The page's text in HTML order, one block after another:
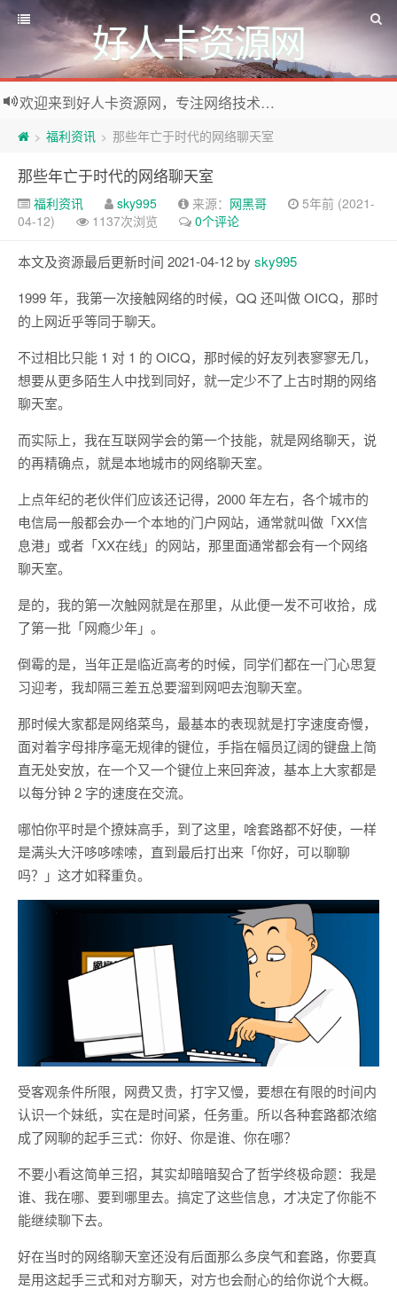
好人卡资源网
欢迎来到好人卡资源网，专注网络技术资源收集，我们不仅是网络资源的搬运工，也生产原创资源。寻找资源请留言或关注公众号:烈日下的男人
> 福利资讯 > 那些年亡于时代的网络聊天室
那些年亡于时代的网络聊天室
福利资讯 sky995 来源： 网黑哥
5年前 (2021-
04-12)
1137次浏览 0个评论
本文及资源最后更新时间 2021-04-12 by sky995
1999 年，我第一次接触网络的时候，QQ 还叫做 OICQ，那时
的上网近乎等同于聊天。
不过相比只能 1 对 1 的 OICQ，那时候的好友列表寥寥无几，
想要从更多陌生人中找到同好，就一定少不了上古时期的网络
聊天室。
而实际上，我在互联网学会的第一个技能，就是网络聊天，说
的再精确点，就是本地城市的网络聊天室。
上点年纪的老伙伴们应该还记得，2000 年左右，各个城市的
电信局一般都会办一个本地的门户网站，通常就叫做「XX信
息港」或者「XX在线」的网站，那里面通常都会有一个网络
聊天室。
是的，我的第一次触网就是在那里，从此便一发不可收拾，成
了第一批「网瘾少年」。
倒霉的是，当年正是临近高考的时候，同学们都在一门心思复
习迎考，我却隔三差五总要溜到网吧去泡聊天室。
那时候大家都是网络菜鸟，最基本的表现就是打字速度奇慢，
面对着字母排序毫无规律的键位，手指在幅员辽阔的键盘上简
直无处安放，在一个又一个键位上来回奔波，基本上大家都是
以每分钟 2 字的速度在交流。
哪怕你平时是个撩妹高手，到了这里，啥套路都不好使，一样
是满头大汗哆哆嗦嗦，直到最后打出来「你好，可以聊聊
吗？」这才如释重负。
受客观条件所限，网费又贵，打字又慢，要想在有限的时间内
认识一个妹纸，实在是时间紧，任务重。所以各种套路都浓缩
成了网聊的起手三式：你好、你是谁、你在哪？
不要小看这简单三招，其实却暗暗契合了哲学终极命题：我是
谁、我在哪、要到哪里去。搞定了这些信息，才决定了你能不
能继续聊下去。
好在当时的网络聊天室还没有后面那么多戾气和套路，你要真
是用这起手三式和对方聊天，对方也会耐心的给你说个大概。